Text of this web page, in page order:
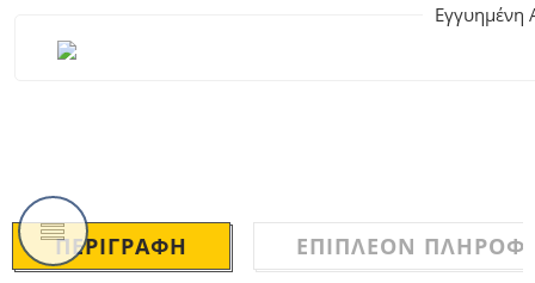
Εγγυημένη
ΠΕΡΙΓΡΑΦΉ ΕΠΙΠΛΈΟΝ